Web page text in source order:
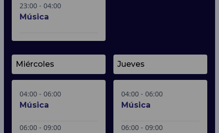
23:00 - 04:00
Música
Miércoles
04:00 - 06:00
Música
06:00 - 09:00
Jueves
04:00 - 06:00
Música
06:00 - 09:00